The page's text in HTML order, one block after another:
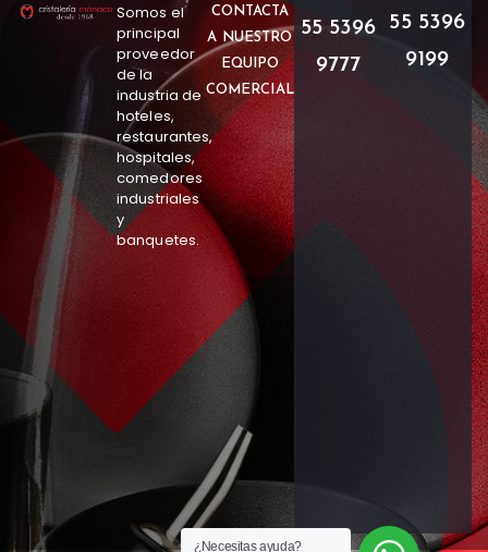
Somos el
principal
proveedor
de la
industria de
hoteles,
restaurantes,
hospitales,
comedores
industriales
y
banquetes.
CONTACTA
A NUESTRO
EQUIPO
COMERCIAL
55 5396
9777
55 5396
9199
¿Necesitas ayuda?